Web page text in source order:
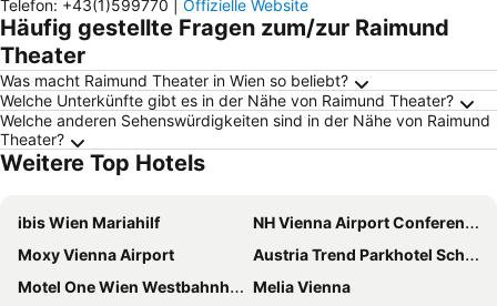
Telefon: +43(1)599770 Offizielle Website
Häufig gestellte Fragen zum/zur Raimund
Theater
Was macht Raimund Theater in Wien so beliebt?
Welche Unterkünfte gibt es in der Nähe von Raimund Theater?
Welche anderen Sehenswürdigkeiten sind in der Nähe von Raimund
Theater?
Weitere Top Hotels
ibis Wien Mariahilf
NH Vienna Airport Conference Center
Moxy Vienna Airport
Austria Trend Parkhotel Schoenbrunn
Motel One Wien Westbahnhof
Melia Vienna